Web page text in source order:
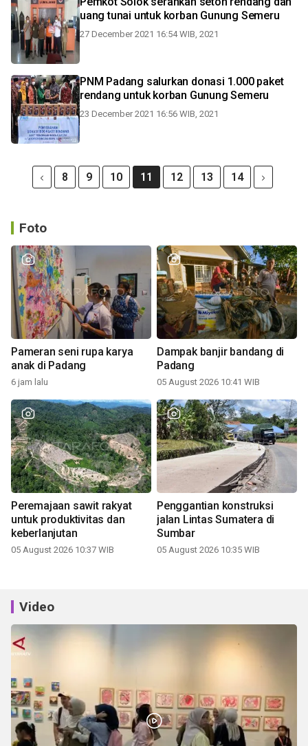
uang tunai untuk korban Gunung Semeru
27 December 2021 16:54 WIB, 2021
PNM Padang salurkan donasi 1.000 paket
rendang untuk korban Gunung Semeru
23 December 2021 16:56 WIB, 2021
8 9 10 11 12 13 14
Foto
Pameran seni rupa karya
anak di Padang
6 jam lalu
Dampak banjir bandang di
Padang
05 August 2026 10:41 WIB
Peremajaan sawit rakyat
untuk produktivitas dan
keberlanjutan
05 August 2026 10:37 WIB
Penggantian konstruksi
jalan Lintas Sumatera di
Sumbar
05 August 2026 10:35 WIB
Video